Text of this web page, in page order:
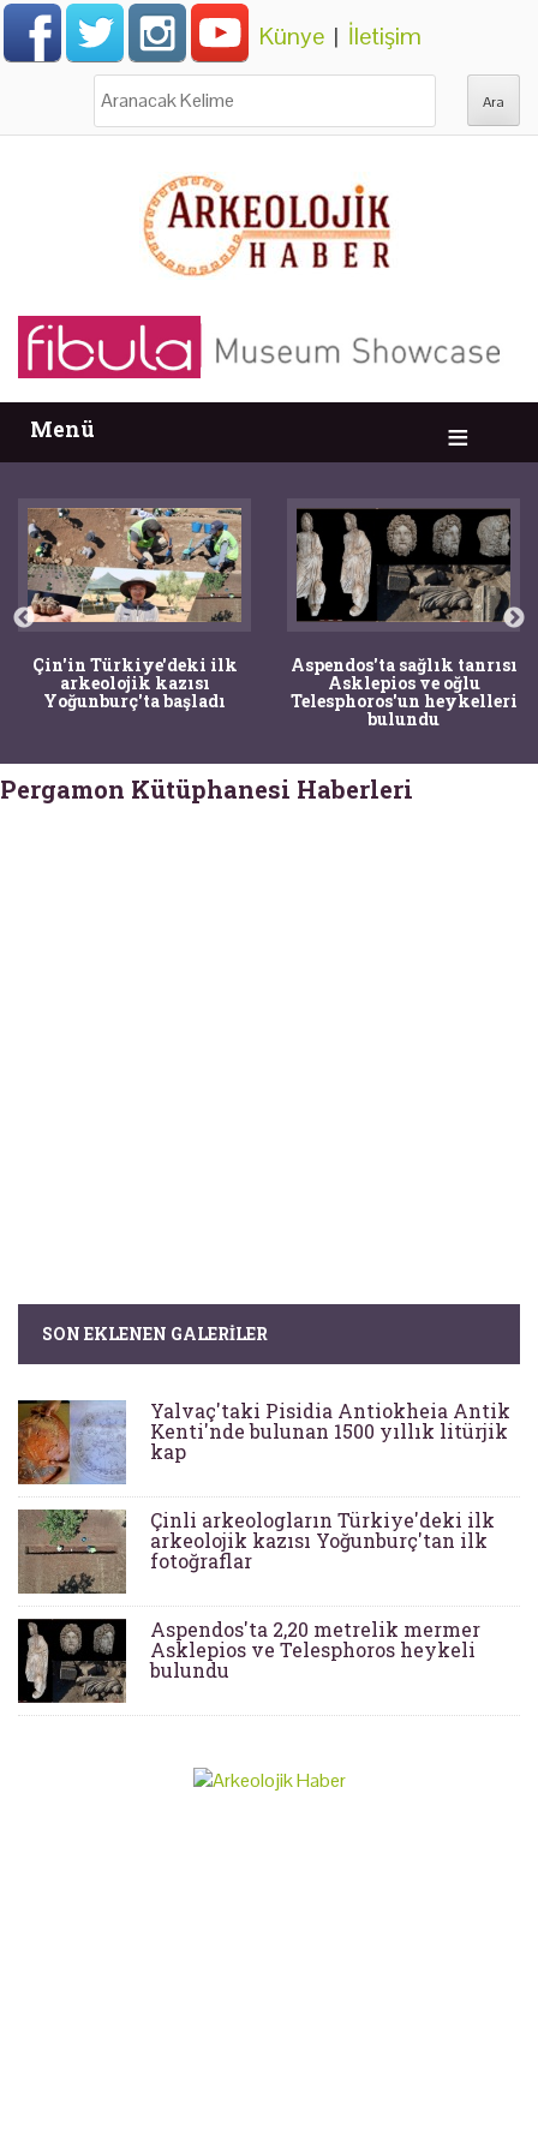
Künye | İletişim
Menü
Çin'in Türkiye'deki ilk
arkeolojik kazısı
Yoğunburç'ta başladı
Aspendos'ta sağlık tanrısı
Asklepios ve oğlu
Telesphoros'un heykelleri
bulundu
Pergamon Kütüphanesi Haberleri
SON EKLENEN GALERILER
Yalvaç'taki Pisidia Antiokheia Antik
Kenti'nde bulunan 1500 yıllık litürjik
kap
Çinli arkeologların Türkiye'deki ilk
arkeolojik kazısı Yoğunburç'tan ilk
fotoğraflar
Aspendos'ta 2,20 metrelik mermer
Asklepios ve Telesphoros heykeli
bulundu